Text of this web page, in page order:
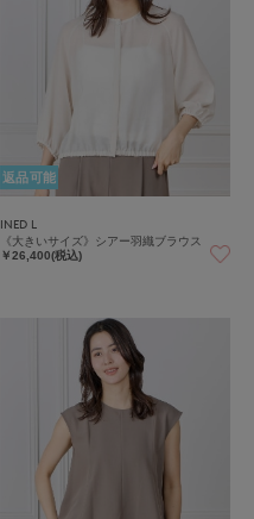
返品可能
INED L
《大きいサイズ》シアー羽織ブラウス
￥26,400(税込)